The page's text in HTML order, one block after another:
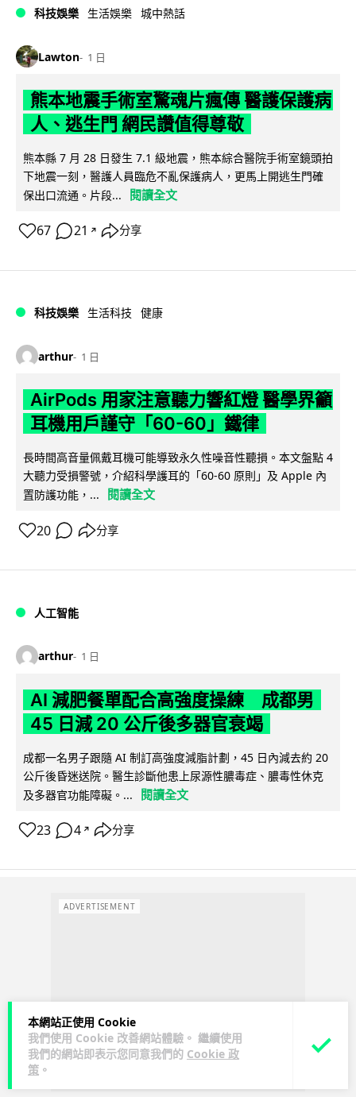
本網站正使用 Cookie
我們使用 Cookie 改善網站體驗。 繼續使用
我們的網站即表示您同意我們的 Cookie 政
策 。
科技娛樂 生活娛樂 城中熱話
Lawton 1 日
熊本地震手術室驚魂片瘋傳 醫護保護病
人、逃生門 網民讚值得尊敬
熊本縣 7 月 28 日發生 7.1 級地震，熊本綜合醫院手術室鏡頭拍
下地震一刻，醫護人員臨危不亂保護病人，更馬上開逃生門確
保出口流通。片段...
閱讀全文
67 21 ↗ 分享
科技娛樂 生活科技 健康
arthur 1 日
AirPods 用家注意聽力響紅燈 醫學界籲
耳機用戶謹守「60-60」鐵律
長時間高音量佩戴耳機可能導致永久性噪音性聽損。本文盤點 4
大聽力受損警號，介紹科學護耳的「60-60 原則」及 Apple 內
置防護功能，...
閱讀全文
20 分享
人工智能
arthur 1 日
AI 減肥餐單配合高強度操練 成都男
45 日減 20 公斤後多器官衰竭
成都一名男子跟隨 AI 制訂高強度減脂計劃，45 日內減去約 20
公斤後昏迷送院。醫生診斷他患上尿源性膿毒症、膿毒性休克
及多器官功能障礙。...
閱讀全文
23 4 ↗ 分享
ADVERTISEMENT